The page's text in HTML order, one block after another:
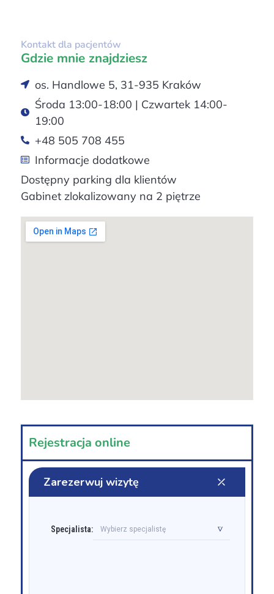
Rejestracja online
Kontakt dla pacjentów
Gdzie mnie znajdziesz
os. Handlowe 5, 31-935 Kraków
Środa 13:00-18:00 | Czwartek 14:00-
19:00
+48 505 708 455
Informacje dodatkowe
Dostępny parking dla klientów
Gabinet zlokalizowany na 2 piętrze